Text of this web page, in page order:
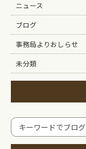
ニュース
ブログ
事務局よりおしらせ
未分類